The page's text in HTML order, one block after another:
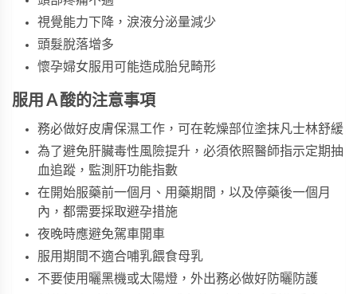
視覺能力下降，淚液分泌量減少
頭髮脫落增多
懷孕婦女服用可能造成胎兒畸形
服用Ａ酸的注意事項
務必做好皮膚保濕工作，可在乾燥部位塗抹凡士林舒緩
為了避免肝臟毒性風險提升，必須依照醫師指示定期抽
血追蹤，監測肝功能指數
在開始服藥前一個月、用藥期間，以及停藥後一個月
內，都需要採取避孕措施
夜晚時應避免駕車開車
服用期間不適合哺乳餵食母乳
不要使用曬黑機或太陽燈，外出務必做好防曬防護